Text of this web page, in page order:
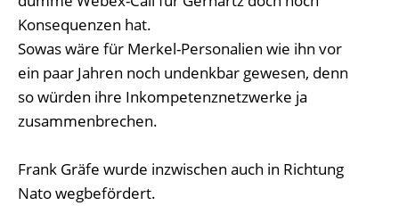
Konsequenzen hat.
Sowas wäre für Merkel-Personalien wie ihn vor
ein paar Jahren noch undenkbar gewesen, denn
so würden ihre Inkompetenznetzwerke ja
zusammenbrechen.
Frank Gräfe wurde inzwischen auch in Richtung
Nato wegbefördert.